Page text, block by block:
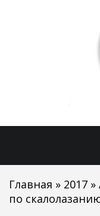
Главная » 2017 »
по